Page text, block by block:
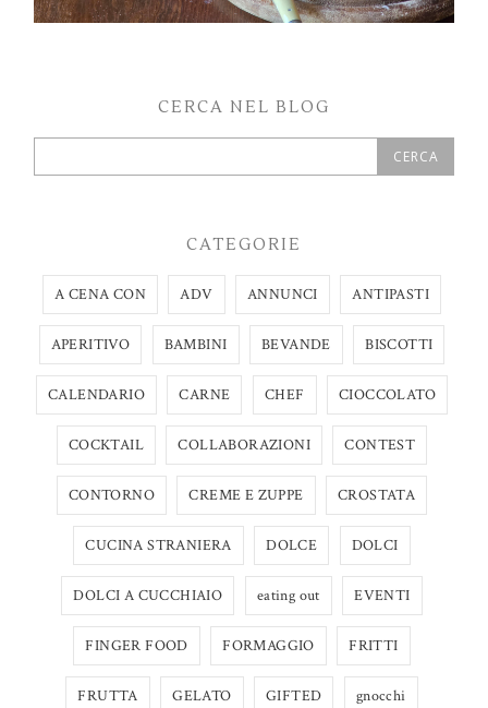
CERCA NEL BLOG
CATEGORIE
A CENA CON ADV ANNUNCI ANTIPASTI
APERITIVO BAMBINI BEVANDE BISCOTTI
CALENDARIO CARNE CHEF CIOCCOLATO
COCKTAIL COLLABORAZIONI CONTEST
CONTORNO CREME E ZUPPE CROSTATA
CUCINA STRANIERA DOLCE DOLCI
DOLCI A CUCCHIAIO eating out EVENTI
FINGER FOOD FORMAGGIO FRITTI
FRUTTA GELATO GIFTED gnocchi